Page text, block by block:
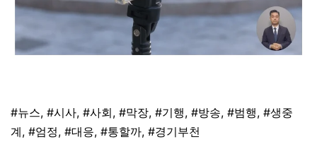
태그
#뉴스, #시사, #사회, #막장, #기행, #방송, #범행, #생중
계, #엄정, #대응, #통할까, #경기부천